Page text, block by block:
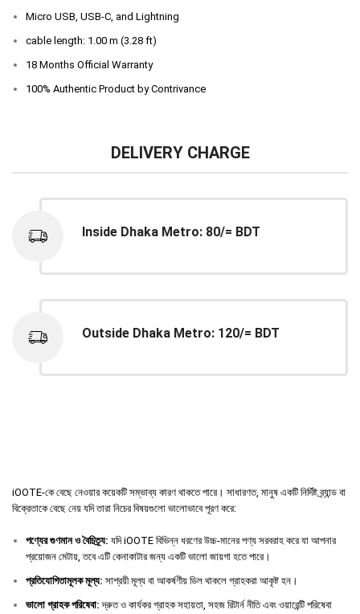
Micro USB, USB-C, and Lightning
cable length: 1.00 m (3.28 ft)
18 Months Official Warranty
100% Authentic Product by Contrivance
DELIVERY CHARGE
Inside Dhaka Metro: 80/= BDT
Outside Dhaka Metro: 120/= BDT
iOOTE-কে বেছে নেওয়ার কয়েকটি সম্ভাব্য কারণ থাকতে পারে। সাধারণত, মানুষ একটি নির্দিষ্ট ব্র্যান্ড বা
বিক্রেতাকে বেছে নেয় যদি তারা নিচের বিষয়গুলো ভালোভাবে পূরণ করে:
পণ্যের গুণমান ও বৈচিত্র্য: যদি iOOTE বিভিন্ন ধরণের উচ্চ-মানের পণ্য সরবরাহ করে যা আপনার
প্রয়োজন মেটায়, তবে এটি কেনাকাটার জন্য একটি ভালো জায়গা হতে পারে।
প্রতিযোগিতামূলক মূল্য: সাশ্রয়ী মূল্য বা আকর্ষণীয় ডিল থাকলে গ্রাহকরা আকৃষ্ট হন।
ভালো গ্রাহক পরিষেবা: দ্রুত ও কার্যকর গ্রাহক সহায়তা, সহজ রিটার্ন নীতি এবং ওয়ারেন্টি পরিষেবা